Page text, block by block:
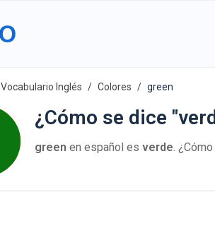
Vocabulario Inglés Colores green
¿Cómo se dice
green en español es verde.